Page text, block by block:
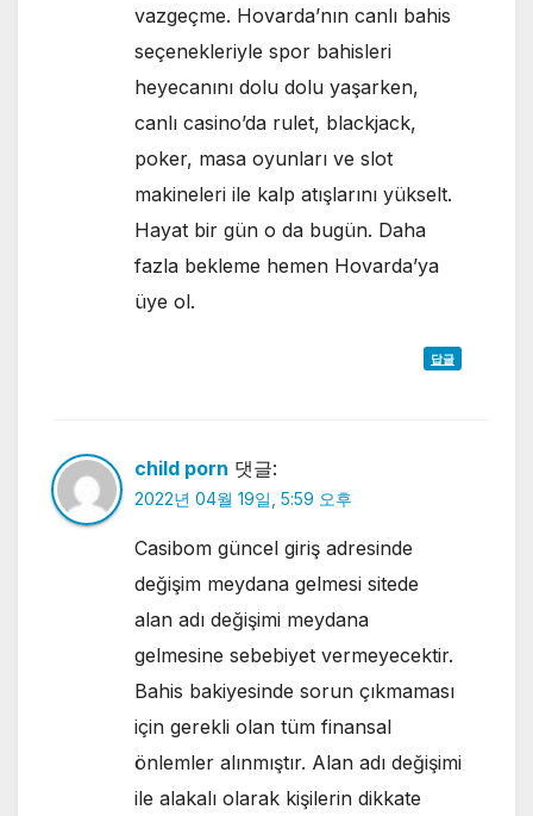
vazgeçme. Hovarda’nın canlı bahis
seçenekleriyle spor bahisleri
heyecanını dolu dolu yaşarken,
canlı casino’da rulet, blackjack,
poker, masa oyunları ve slot
makineleri ile kalp atışlarını yükselt.
Hayat bir gün o da bugün. Daha
fazla bekleme hemen Hovarda’ya
üye ol.
답글
child porn 댓글:
2022년 04월 19일, 5:59 오후
Casibom güncel giriş adresinde
değişim meydana gelmesi sitede
alan adı değişimi meydana
gelmesine sebebiyet vermeyecektir.
Bahis bakiyesinde sorun çıkmaması
için gerekli olan tüm finansal
önlemler alınmıştır. Alan adı değişimi
ile alakalı olarak kişilerin dikkate